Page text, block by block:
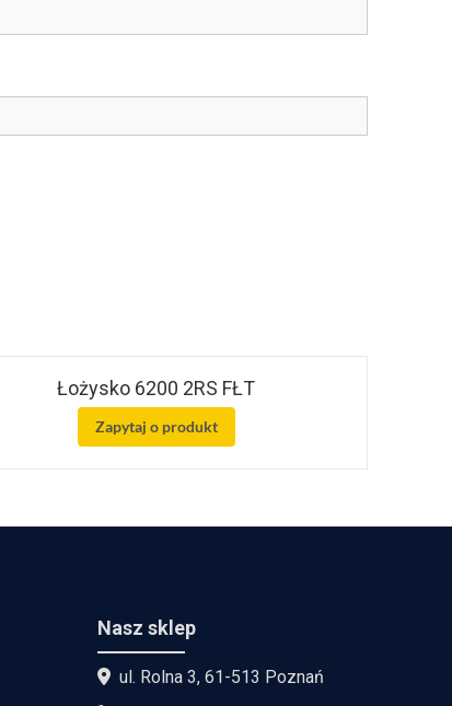
Łożysko 6200 2RS FŁT
Zapytaj o produkt
Nasz sklep
ul. Rolna 3, 61-513 Poznań